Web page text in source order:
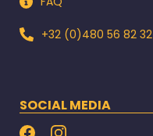
+32 (0)480 56 82 32
SOCIAL MEDIA